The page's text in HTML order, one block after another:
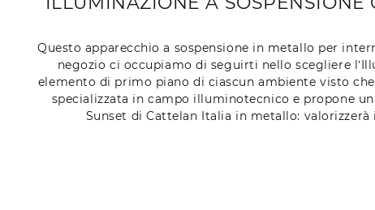
Questo apparecchio a sospensione in metallo per
negozio ci occupiamo di seguirti nello scegliere
elemento di primo piano di ciascun ambiente visto
specializzata in campo illuminotecnico e propone
Sunset di Cattelan Italia in metallo: